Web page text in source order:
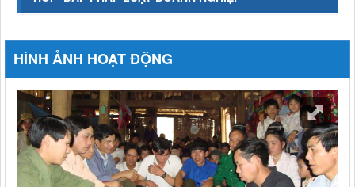
HÌNH ẢNH HOẠT ĐỘNG